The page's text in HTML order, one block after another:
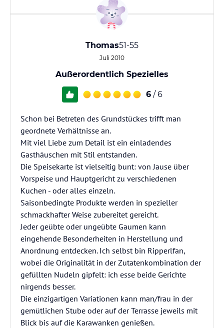
Thomas51-55
Juli 2010
Außerordentlich Spezielles
6 / 6
Schon bei Betreten des Grundstückes trifft man
geordnete Verhältnisse an.
Mit viel Liebe zum Detail ist ein einladendes
Gasthäuschen mit Stil entstanden.
Die Speisekarte ist vielseitig bunt: von Jause über
Vorspeise und Hauptgericht zu verschiedenen
Kuchen - oder alles einzeln.
Saisonbedingte Produkte werden in spezieller
schmackhafter Weise zubereitet gereicht.
Jeder geübte oder ungeübte Gaumen kann
eingehende Besonderheiten in Herstellung und
Anordnung entdecken. Ich selbst bin Ripperlfan,
wobei die Originalität in der Zutatenkombination der
gefüllten Nudeln gipfelt: ich esse beide Gerichte
nirgends besser.
Die einzigartigen Variationen kann man/frau in der
gemütlichen Stube oder auf der Terrasse jeweils mit
Blick bis auf die Karawanken genießen.